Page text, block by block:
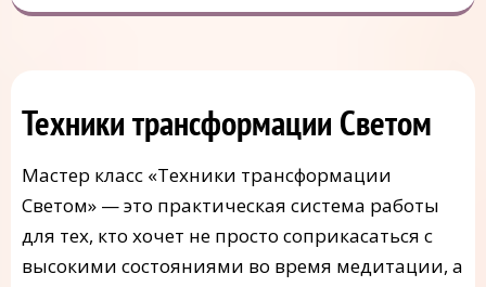
Техники трансформации Светом
Мастер класс «Техники трансформации
Светом» — это практическая система работы
для тех, кто хочет не просто соприкасаться с
высокими состояниями во время медитации, а